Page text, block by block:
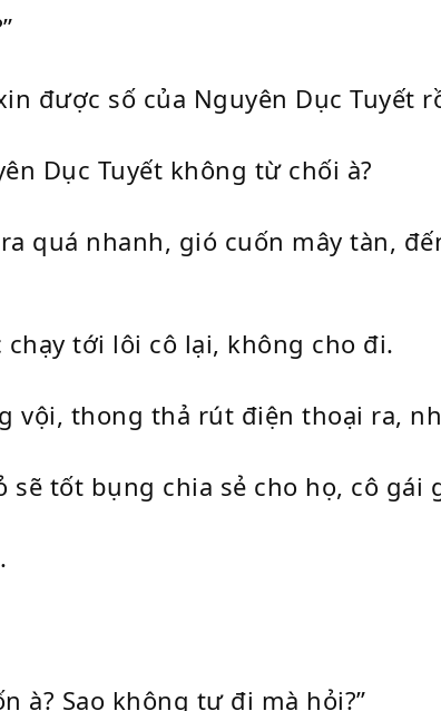
được số của Nguyên Dục Tuyết
Dục Tuyết không từ chối à?
quá nhanh, gió cuốn mây tàn,
tới lôi cô lại, không cho đi.
vội, thong thả rút điện thoại ra,
sẽ tốt bụng chia sẻ cho họ, cô
à? Sao không tự đi mà hỏi?”